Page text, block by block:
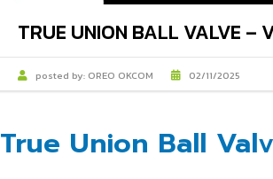
TRUE UNION BALL VALVE –
posted by: OREO OKCOM 02/11/2025
True Union Ball